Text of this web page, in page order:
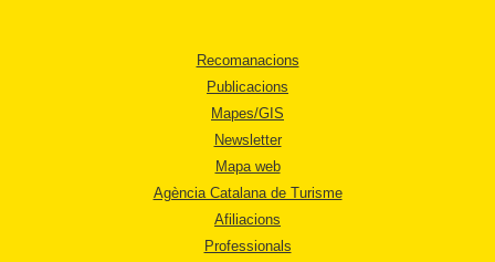
Recomanacions
Publicacions
Mapes/GIS
Newsletter
Mapa web
Agència Catalana de Turisme
Afiliacions
Professionals